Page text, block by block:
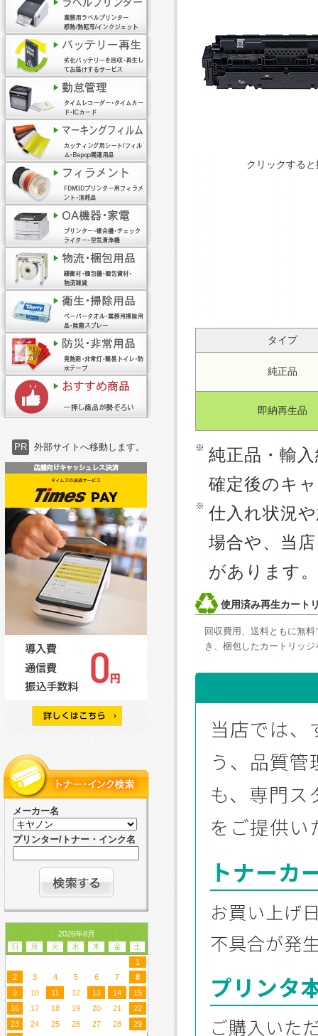
PR 外部サイトへ移動します。
メーカー名
プリンター/トナー・インク名
2026年8月
日
月 火 水 木 金
土
1
2
3 4 5 6 7
8
9
10 11 12 13 14
15
16
17 18 19 20 21
22
23
24 25 26 27 28
29
クリックする
タイプ
純正品
即納再生品
純正品・輸
確定後のキ
仕入れ状況
場合や、当
があります
使用済み再生カート
回収費用、送料ともに無
き、梱包したカートリッ
当店では、
う、品質
も、専門ス
をご提供い
トナーカ
お買い上げ
不具合が発
プリンタ
ご購入いた